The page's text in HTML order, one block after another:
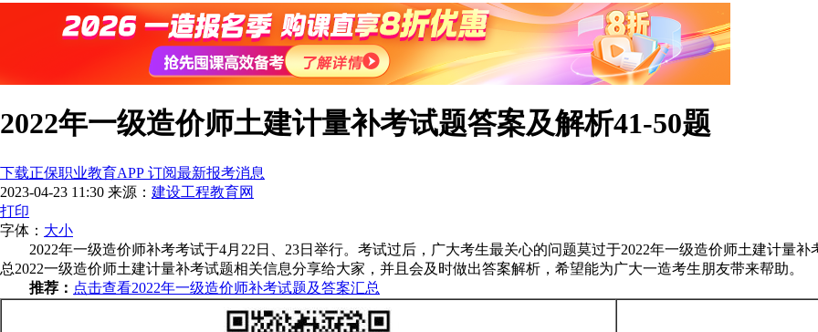
2022年一级造价师土建计量补考试题答案及解析41-50题
下载正保职业教育APP 订阅最新报考消息
2023-04-23 11:30 来源： 建设工程教育网
打印
字体： 大小
2022年一级造价师补考考试于4月22日、23日举行。考试过后，广大考生最关心的问题莫过于2022年一级造价师土建计量
总2022一级造价师土建计量补考试题相关信息分享给大家，并且会及时做出答案解析，希望能为广大一造考生朋友带来帮助。
推荐： 点击查看2022年一级造价师补考试题及答案汇总